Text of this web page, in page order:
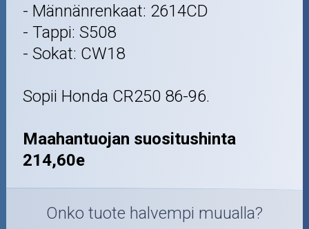
- Männänrenkaat: 2614CD
- Tappi: S508
- Sokat: CW18
Sopii Honda CR250 86-96.
Maahantuojan suositushinta
214,60e
Onko tuote halvempi muualla?